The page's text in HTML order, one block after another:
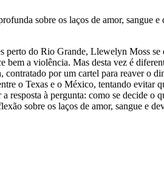
sobre os laços de amor, sangue
do Rio Grande, Llewelyn Moss se
bem a violência. Mas desta vez é
por um cartel para reaver o
o Texas e o México, tentando evitar
resposta à pergunta: como se decide o
sobre os laços de amor, sangue e